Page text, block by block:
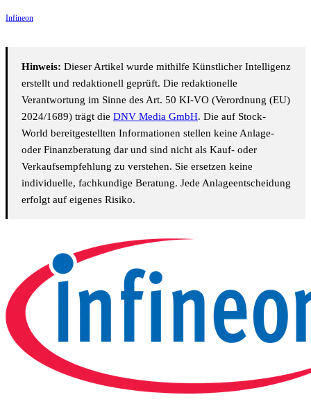
Infineon
Hinweis: Dieser Artikel wurde mithilfe Künstlicher Intelligenz
erstellt und redaktionell geprüft. Die redaktionelle
Verantwortung im Sinne des Art. 50 KI-VO (Verordnung (EU)
2024/1689) trägt die DNV Media GmbH. Die auf Stock-
World bereitgestellten Informationen stellen keine Anlage-
oder Finanzberatung dar und sind nicht als Kauf- oder
Verkaufsempfehlung zu verstehen. Sie ersetzen keine
individuelle, fachkundige Beratung. Jede Anlageentscheidung
erfolgt auf eigenes Risiko.